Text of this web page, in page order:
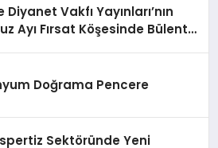
Diyanet Vakfı Yayınları’nın
Ayı Fırsat Köşesinde Bülent
Doğrama Pencere
Sektöründe Yeni